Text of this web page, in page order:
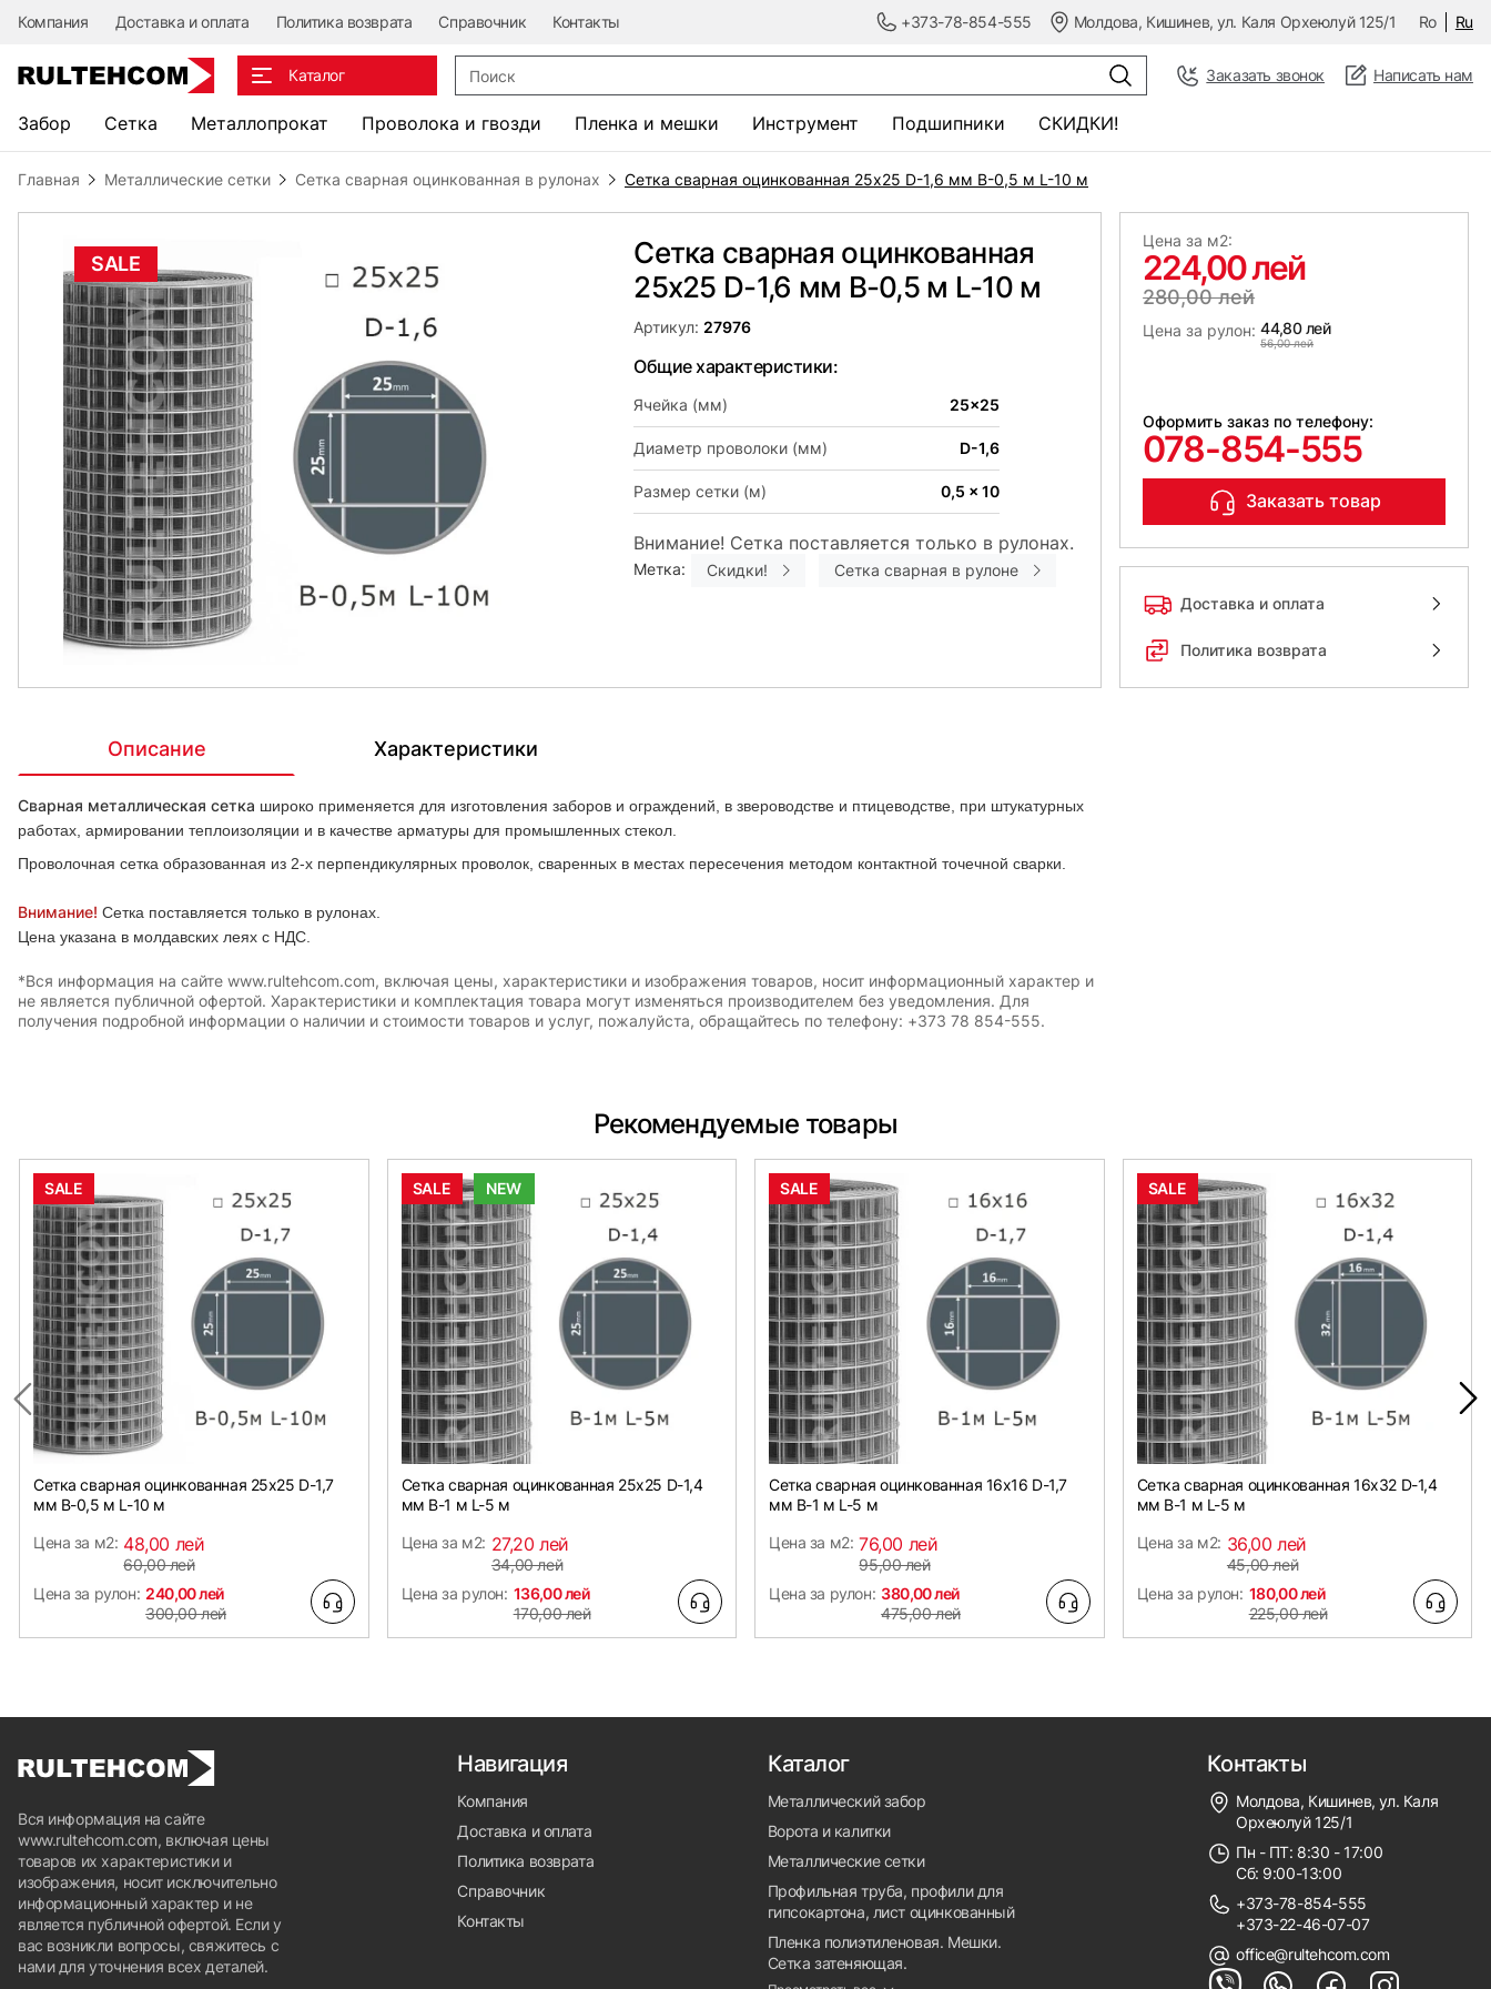
Компания Доставка и оплата Политика возврата Справочник Контакты +373-78-854-555 Молдова, Кишинев, ул. Каля Орхеюлуй 125/1 Ro Ru
Каталог Заказать звонок Написать нам
Забор Сетка Металлопрокат Проволока и гвозди Пленка и мешки Инструмент Подшипники СКИДКИ!
Главная Металлические сетки Сетка сварная оцинкованная в рулонах Сетка сварная оцинкованная 25х25 D-1,6 мм B-0,5 м L-10 м
SALE
Сетка сварная оцинкованная
25х25 D-1,6 мм B-0,5 м L-10 м
Артикул: 27976
Общие характеристики:
Ячейка (мм) 25x25
Диаметр проволоки (мм) D-1,6
Размер сетки (м) 0,5 x 10
Внимание! Сетка поставляется только в рулонах.
Метка: Скидки! Сетка сварная в рулоне
Цена за м2:
224,00 лей
280,00 лей
Цена за рулон: 44,80 лей
56,00 лей
Оформить заказ по телефону:
078-854-555
Заказать товар
Доставка и оплата
Политика возврата
Описание Характеристики
Сварная металлическая сетка широко применяется для изготовления заборов и ограждений, в звероводстве и птицеводстве, при штукатурных
работах, армировании теплоизоляции и в качестве арматуры для промышленных стекол.
Проволочная сетка образованная из 2-х перпендикулярных проволок, сваренных в местах пересечения методом контактной точечной сварки.
Внимание! Сетка поставляется только в рулонах.
Цена указана в молдавских леях с НДС.
*Вся информация на сайте www.rultehcom.com, включая цены, характеристики и изображения товаров, носит информационный характер и
не является публичной офертой. Характеристики и комплектация товара могут изменяться производителем без уведомления. Для
получения подробной информации о наличии и стоимости товаров и услуг, пожалуйста, обращайтесь по телефону: +373 78 854-555.
Рекомендуемые товары
SALE
Сетка сварная оцинкованная 25х25 D-1,7
мм B-0,5 м L-10 м
Цена за м2: 48,00 лей
60,00 лей
Цена за рулон: 240,00 лей
300,00 лей
SALE NEW
Сетка сварная оцинкованная 25х25 D-1,4
мм B-1 м L-5 м
Цена за м2: 27,20 лей
34,00 лей
Цена за рулон: 136,00 лей
170,00 лей
SALE
Сетка сварная оцинкованная 16х16 D-1,7
мм B-1 м L-5 м
Цена за м2: 76,00 лей
95,00 лей
Цена за рулон: 380,00 лей
475,00 лей
SALE
Сетка сварная оцинкованная 16х32 D-1,4
мм B-1 м L-5 м
Цена за м2: 36,00 лей
45,00 лей
Цена за рулон: 180,00 лей
225,00 лей
Вся информация на сайте
www.rultehcom.com, включая цены
товаров их характеристики и
изображения, носит исключительно
информационный характер и не
является публичной офертой. Если у
вас возникли вопросы, свяжитесь с
нами для уточнения всех деталей.
Навигация
Компания
Доставка и оплата
Политика возврата
Справочник
Контакты
Каталог
Металлический забор
Ворота и калитки
Металлические сетки
Профильная труба, профили для
гипсокартона, лист оцинкованный
Пленка полиэтиленовая. Мешки.
Сетка затеняющая.
Контакты
Молдова, Кишинев, ул. Каля
Орхеюлуй 125/1
Пн - ПТ: 8:30 - 17:00
Сб: 9:00-13:00
+373-78-854-555
+373-22-46-07-07
office@rultehcom.com